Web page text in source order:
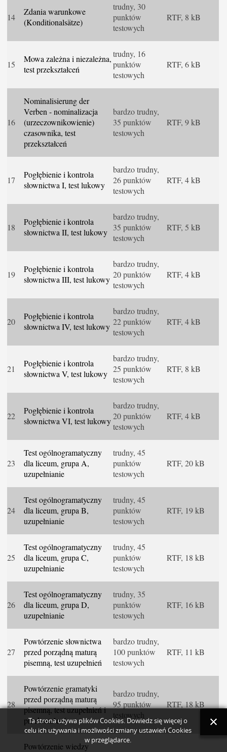
14
Zdania warunkowe
(Konditionalsätze)
trudny, 30
punktów
testowych
RTF, 8 kB
15
Mowa zależna i niezależna,
test przekształceń
trudny, 16
punktów
testowych
RTF, 6 kB
16
Nominalisierung der
Verben - nominalizacja
(urzeczownikowienie)
czasownika, test
przekształceń
bardzo trudny,
35 punktów
testowych
RTF, 9 kB
17
Pogłębienie i kontrola
słownictwa I, test lukowy
bardzo trudny,
26 punktów
testowych
RTF, 4 kB
18
Pogłębienie i kontrola
słownictwa II, test lukowy
bardzo trudny,
35 punktów
testowych
RTF, 5 kB
19
Pogłębienie i kontrola
słownictwa III, test lukowy
bardzo trudny,
20 punktów
testowych
RTF, 4 kB
20
Pogłębienie i kontrola
słownictwa IV, test lukowy
bardzo trudny,
22 punktów
testowych
RTF, 4 kB
21
Pogłębienie i kontrola
słownictwa V, test lukowy
bardzo trudny,
25 punktów
testowych
RTF, 8 kB
22
Pogłębienie i kontrola
słownictwa VI, test lukowy
bardzo trudny,
20 punktów
testowych
RTF, 4 kB
23
Test ogólnogramatyczny
dla liceum, grupa A,
uzupełnianie
trudny, 45
punktów
testowych
RTF, 20 kB
24
Test ogólnogramatyczny
dla liceum, grupa B,
uzupełnianie
trudny, 45
punktów
testowych
RTF, 19 kB
25
Test ogólnogramatyczny
dla liceum, grupa C,
uzupełnianie
trudny, 45
punktów
testowych
RTF, 18 kB
26
Test ogólnogramatyczny
dla liceum, grupa D,
uzupełnianie
trudny, 35
punktów
testowych
RTF, 16 kB
27
Powtórzenie słownictwa
przed porządną maturą
pisemną, test uzupełnień
bardzo trudny,
100 punktów
testowych
RTF, 11 kB
28
Powtórzenie gramatyki
przed porządną maturą
pisemną, test uzupełnień i
przekształceń
bardzo trudny,
95 punktów
testowych
RTF, 18 kB
Powtórzenie wiedzy
Ta strona używa plików Cookies. Dowiedz się więcej o
celu ich używania i możliwości zmiany ustawień Cookies
w przeglądarce.